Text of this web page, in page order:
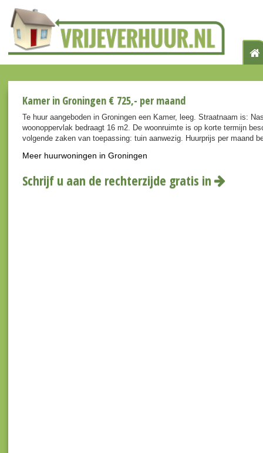
Kamer in Groningen € 725,- per maand
Te huur aangeboden in Groningen een Kamer, leeg. Straatnaam is:
woonoppervlak bedraagt 16 m2. De woonruimte is op korte termijn
volgende zaken van toepassing: tuin aanwezig. Huurprijs per maand
Meer huurwoningen in Groningen
Schrijf u aan de rechterzijde gratis in